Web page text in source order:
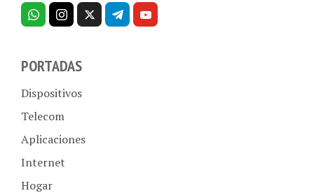
PORTADAS
Dispositivos
Telecom
Aplicaciones
Internet
Hogar